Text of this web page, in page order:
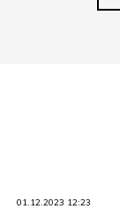
01.12.2023 12:23